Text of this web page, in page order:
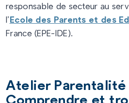
responsable de secteur au
l’Ecole des Parents et des
France (EPE-IDE).
Atelier Parentalité
Comprendre et